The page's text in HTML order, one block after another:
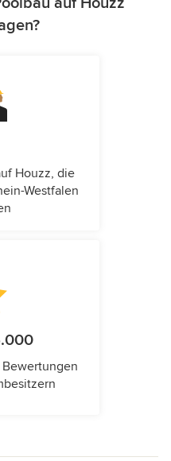
Houzz, die
Westfalen